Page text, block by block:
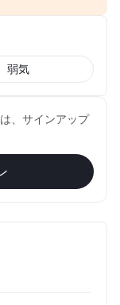
弱気
、サインアップ